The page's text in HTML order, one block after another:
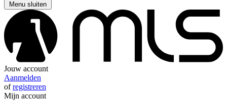
Menu sluiten
Jouw account
Aanmelden
ofregistreren
Mijn account